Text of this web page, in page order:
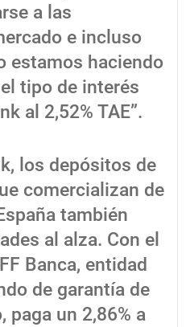
a las
e incluso
estamos haciendo
tipo de interés
al 2,52% TAE”.
los depósitos de
comercializan de
también
al alza. Con el
Banca, entidad
de garantía de
paga un 2,86% a